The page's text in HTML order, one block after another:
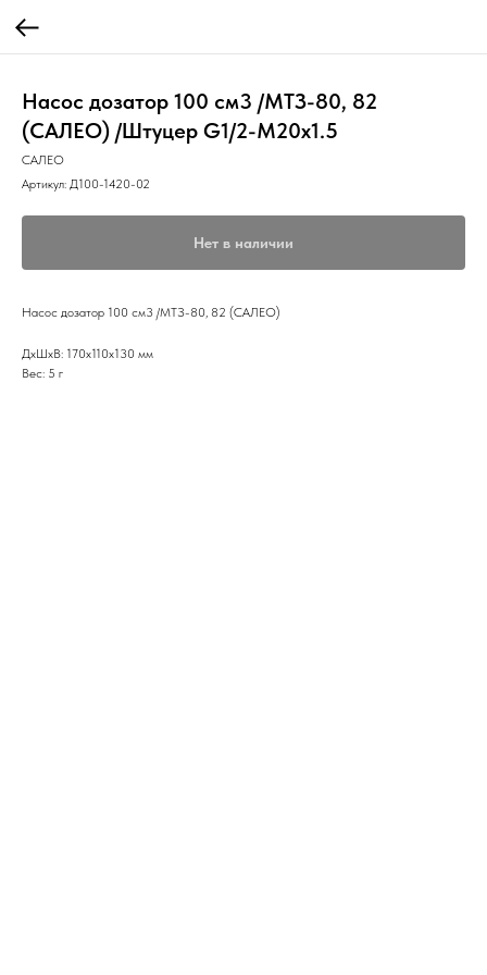
Насос дозатор 100 см3 /МТЗ-80, 82
(САЛЕО) /Штуцер G1/2-М20х1.5
САЛЕО
Артикул: Д100-1420-02
Нет в наличии
Насос дозатор 100 см3 /МТЗ-80, 82 (САЛЕО)
ДxШxВ: 170x110x130 мм
Вес: 5 г